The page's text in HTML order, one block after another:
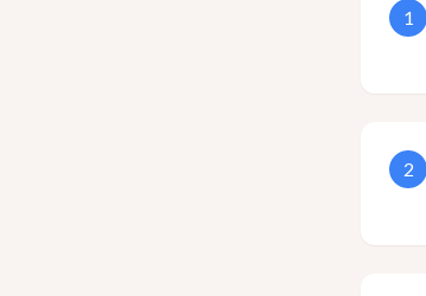
1
2